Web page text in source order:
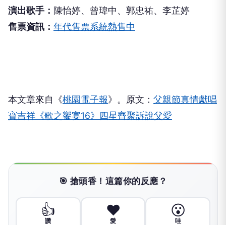
演出歌手： 陳怡婷、曾瑋中、郭忠祐、李芷婷
售票資訊： 年代售票系統熱售中
本文章來自《桃園電子報》。原文： 父親節真情獻唱
寶吉祥《歌之饗宴16》四星齊聚訴說父愛
🎯 搶頭香！這篇你的反應？
👍
讚
❤️
愛
😮
哇